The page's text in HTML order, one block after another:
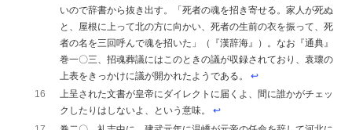
いので辞書から抜き出す。「死者の魂を招き寄せる。家人が死ぬ
と、屋根に上って北の方に向かい、死者の生前の衣を振って、死
者の名を三回呼んで魂を招いた」（『漢辞海』）。なお『通典』
巻一〇三、招魂葬議にはこのときの議が収録されており、袁瓌の
上表をきっかけに議が開かれたようである。↩︎
16
上呈された文書が皇帝にダイレクトに届くよ、間に誰かがチェッ
クしたりはしないよ、という意味。↩︎